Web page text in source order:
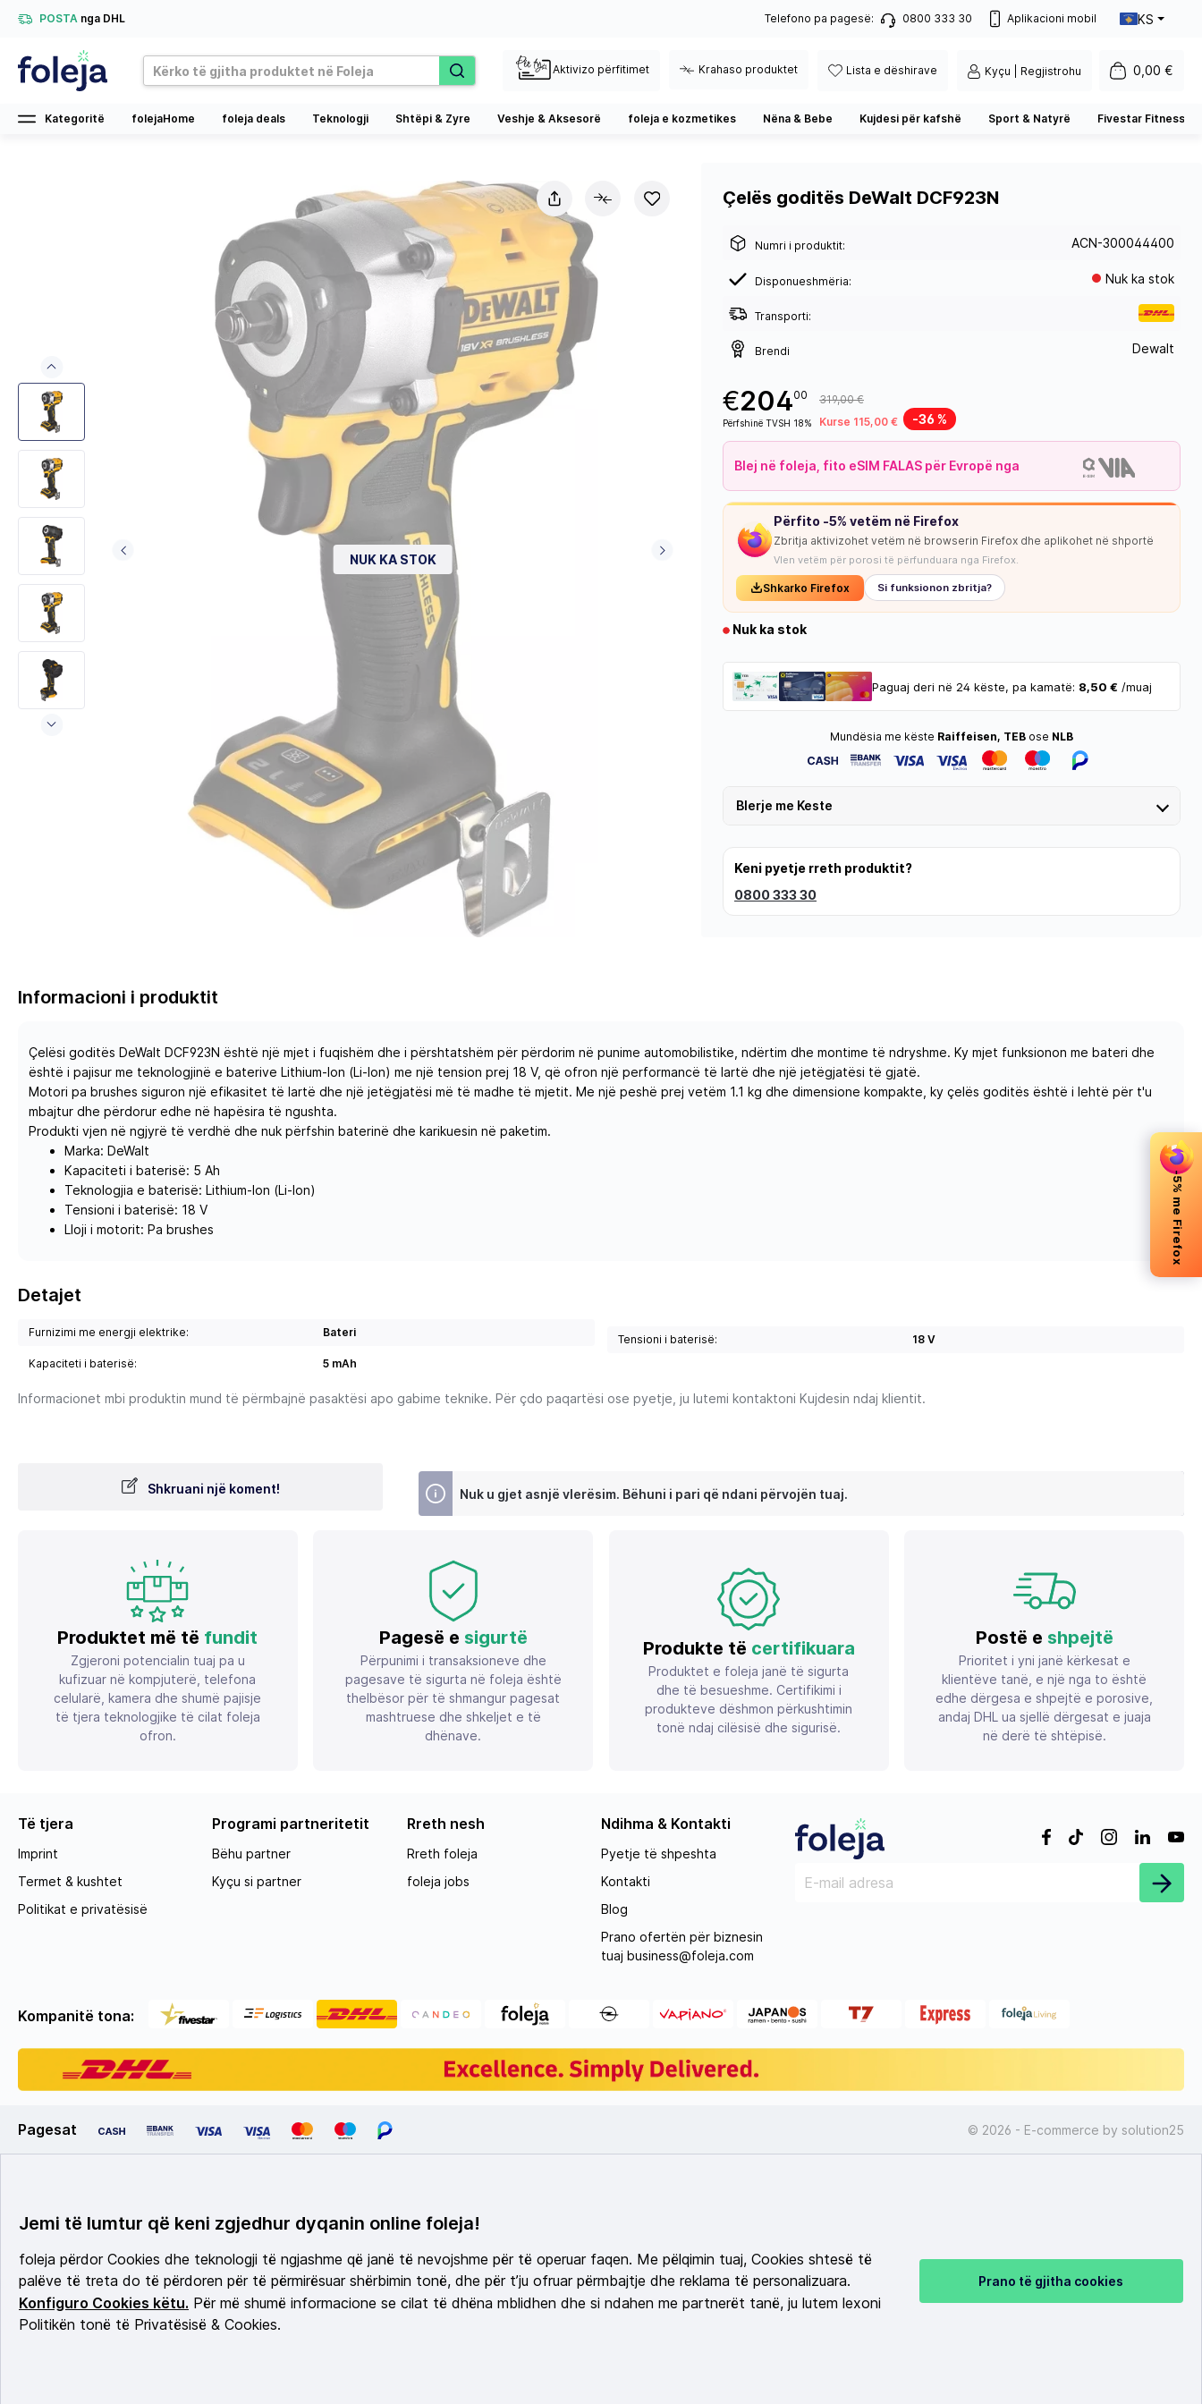
POSTA nga DHL Telefono pa pagesë: 0800 333 30 Aplikacioni mobil KS
Aktivizo përfitimet Krahaso produktet Lista e dëshirave Kyçu | Regjistrohu 0,00 €
Kategoritë folejaHome foleja deals Teknologji Shtëpi & Zyre Veshje & Aksesorë foleja e kozmetikes Nëna & Bebe Kujdesi për kafshë Sport & Natyrë Fivestar Fitness
NUK KA STOK NUK KA STOK
Çelës goditës DeWalt DCF923N
Numri i produktit: ACN-300044400
Disponueshmëria: Nuk ka stok
Transporti:
Brendi Dewalt
€20400
Përfshinë TVSH 18%
319,00 €
Kurse 115,00 €
-36 %
Blej në foleja, fito eSIM FALAS për Evropë nga
Përfito -5% vetëm në Firefox
Zbritja aktivizohet vetëm në browserin Firefox dhe aplikohet në shportë
Vlen vetëm për porosi të përfunduara nga Firefox.
Shkarko Firefox Si funksionon zbritja?
Nuk ka stok
Paguaj deri në 24 këste, pa kamatë: 8,50 € /muaj
-5% me Firefox
Mundësia me këste Raiffeisen, TEB ose NLB
Blerje me Keste
Keni pyetje rreth produktit?
0800 333 30
Informacioni i produktit
Çelësi goditës DeWalt DCF923N është një mjet i fuqishëm dhe i përshtatshëm për përdorim në punime automobilistike, ndërtim dhe montime të ndryshme. Ky mjet funksionon me bateri dhe
është i pajisur me teknologjinë e baterive Lithium-Ion (Li-Ion) me një tension prej 18 V, që ofron një performancë të lartë dhe një jetëgjatësi të gjatë.
Motori pa brushes siguron një efikasitet të lartë dhe një jetëgjatësi më të madhe të mjetit. Me një peshë prej vetëm 1.1 kg dhe dimensione kompakte, ky çelës goditës është i lehtë për t'u
mbajtur dhe përdorur edhe në hapësira të ngushta.
Produkti vjen në ngjyrë të verdhë dhe nuk përfshin baterinë dhe karikuesin në paketim.
Marka: DeWalt
Kapaciteti i baterisë: 5 Ah
Teknologjia e baterisë: Lithium-Ion (Li-Ion)
Tensioni i baterisë: 18 V
Lloji i motorit: Pa brushes
Detajet
Furnizimi me energji elektrike: Bateri
Kapaciteti i baterisë: 5 mAh
Tensioni i baterisë: 18 V
Informacionet mbi produktin mund të përmbajnë pasaktësi apo gabime teknike. Për çdo paqartësi ose pyetje, ju lutemi kontaktoni Kujdesin ndaj klientit.
Shkruani një koment! Nuk u gjet asnjë vlerësim. Bëhuni i pari që ndani përvojën tuaj.
Produktet më të fundit
Zgjeroni potencialin tuaj pa u
kufizuar në kompjuterë, telefona
celularë, kamera dhe shumë pajisje
të tjera teknologjike të cilat foleja
ofron.
Pagesë e sigurtë
Përpunimi i transaksioneve dhe
pagesave të sigurta në foleja është
thelbësor për të shmangur pagesat
mashtruese dhe shkeljet e të
dhënave.
Produkte të certifikuara
Produktet e foleja janë të sigurta
dhe të besueshme. Certifikimi i
produkteve dëshmon përkushtimin
tonë ndaj cilësisë dhe sigurisë.
Postë e shpejtë
Prioritet i yni janë kërkesat e
klientëve tanë, e një nga to është
edhe dërgesa e shpejtë e porosive,
andaj DHL ua sjellë dërgesat e juaja
në derë të shtëpisë.
Të tjera
Imprint
Termet & kushtet
Politikat e privatësisë
Programi partneritetit
Bëhu partner
Kyçu si partner
Rreth nesh
Rreth foleja
foleja jobs
Ndihma & Kontakti
Pyetje të shpeshta
Kontakti
Blog
Prano ofertën për biznesin
tuaj business@foleja.com
Kompanitë tona:
Pagesat © 2026 - E-commerce by solution25
Jemi të lumtur që keni zgjedhur dyqanin online foleja!
foleja përdor Cookies dhe teknologji të ngjashme që janë të nevojshme për të operuar faqen. Me pëlqimin tuaj, Cookies shtesë të
palëve të treta do të përdoren për të përmirësuar shërbimin tonë, dhe për t’ju ofruar përmbajtje dhe reklama të personalizuara.
Konfiguro Cookies këtu. Për më shumë informacione se cilat të dhëna mblidhen dhe si ndahen me partnerët tanë, ju lutem lexoni
Politikën tonë të Privatësisë & Cookies.
Prano të gjitha cookies